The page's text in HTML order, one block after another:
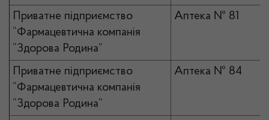
Приватне підприємство
“Фармацевтична компанія
“Здорова Родина”
Аптека № 81
Приватне підприємство
“Фармацевтична компанія
“Здорова Родина”
Аптека № 84